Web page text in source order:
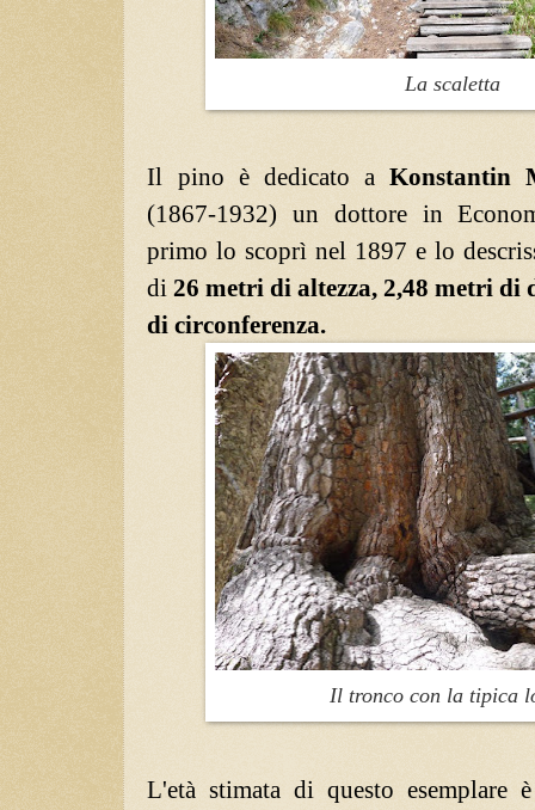
La scaletta
Il pino è dedicato aKonstantin
(1867-1932) un dottore in
primo lo scoprì nel 1897 e lo
di26 metri di altezza, 2,48 metri di
di circonferenza.
Il tronco con la tipica
L'età stimata di questo